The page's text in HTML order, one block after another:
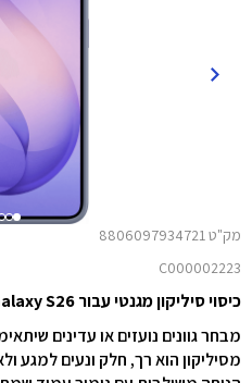
מק"ט 8806097934721
C000002223
כיסוי סיליקון מגנטי עבור Galaxy S26 מבית Samsung
מבחר גוונים נועזים או עדינים
מסיליקון הוא רך, חלק ונעים למגע